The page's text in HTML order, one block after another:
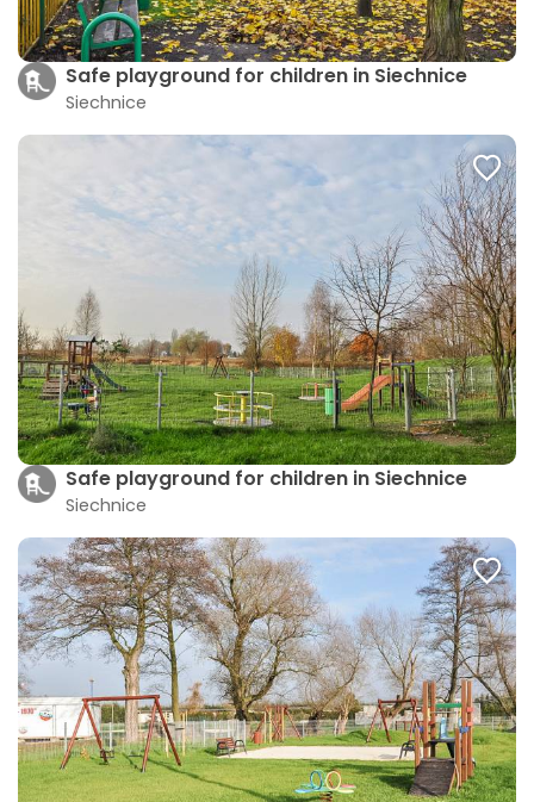
Safe playground for children in Siechnice
Siechnice
Safe playground for children in Siechnice
Siechnice